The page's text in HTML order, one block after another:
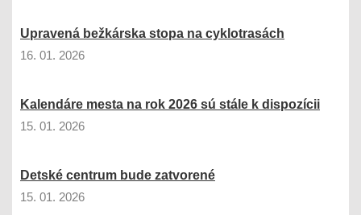
Upravená bežkárska stopa na cyklotrasách
16. 01. 2026
Kalendáre mesta na rok 2026 sú stále k dispozícii
15. 01. 2026
Detské centrum bude zatvorené
15. 01. 2026